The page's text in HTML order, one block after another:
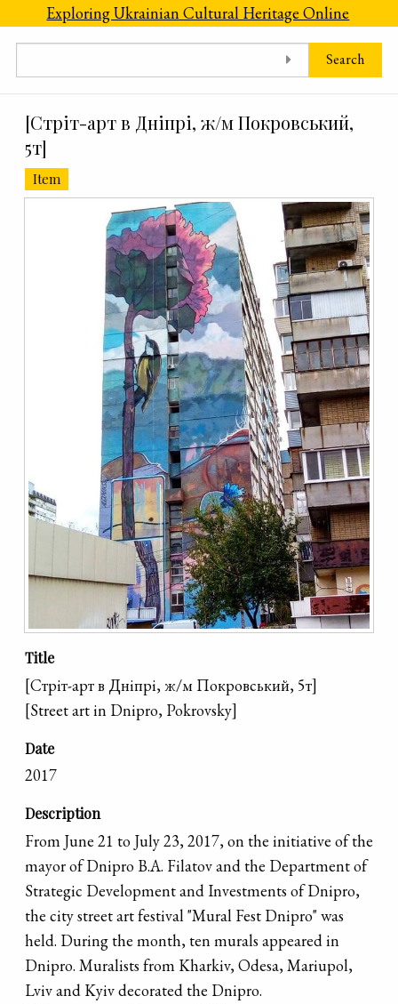
Skip to main content
Exploring Ukrainian Cultural Heritage Online
Search
[Cтріт-арт в Дніпрі, ж/м Покровський,
5т]
Item
Title
[Cтріт-арт в Дніпрі, ж/м Покровський, 5т]
[Street art in Dnipro, Pokrovsky]
Date
2017
Description
From June 21 to July 23, 2017, on the initiative of the
mayor of Dnipro B.A. Filatov and the Department of
Strategic Development and Investments of Dnipro,
the city street art festival "Mural Fest Dnipro" was
held. During the month, ten murals appeared in
Dnipro. Muralists from Kharkiv, Odesa, Mariupol,
Lviv and Kyiv decorated the Dnipro.